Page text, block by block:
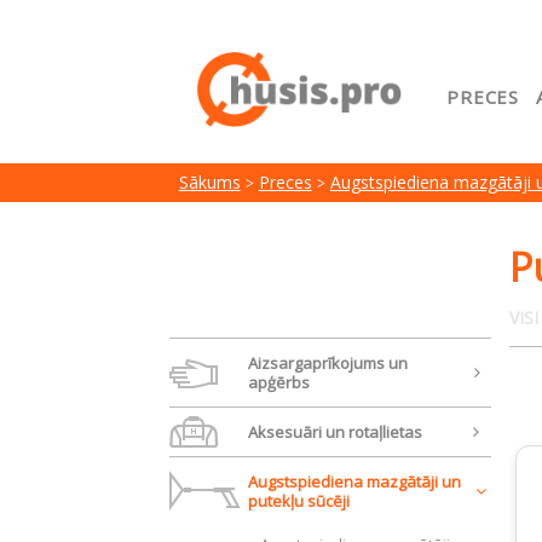
PRECES
Google
Serviss
Sākums Preces Augstspiediena mazgātāji
Aizsargaprīkojums un
apģērbs
Aksesuāri un rotaļlietas
Augstspiediena mazgātāji un
putekļu sūcēji